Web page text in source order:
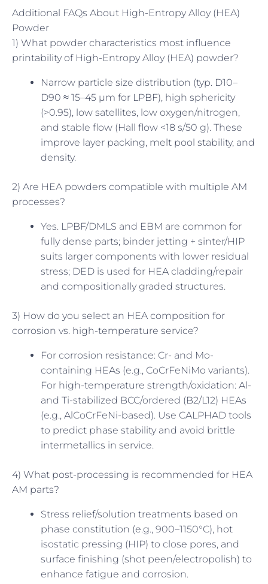
Additional FAQs About High-Entropy Alloy (HEA)
Powder
1) What powder characteristics most influence
printability of High-Entropy Alloy (HEA) powder?
Narrow particle size distribution (typ. D10–
D90 ≈ 15–45 µm for LPBF), high sphericity
(>0.95), low satellites, low oxygen/nitrogen,
and stable flow (Hall flow <18 s/50 g). These
improve layer packing, melt pool stability, and
density.
2) Are HEA powders compatible with multiple AM
processes?
Yes. LPBF/DMLS and EBM are common for
fully dense parts; binder jetting + sinter/HIP
suits larger components with lower residual
stress; DED is used for HEA cladding/repair
and compositionally graded structures.
3) How do you select an HEA composition for
corrosion vs. high-temperature service?
For corrosion resistance: Cr- and Mo-
containing HEAs (e.g., CoCrFeNiMo variants).
For high-temperature strength/oxidation: Al-
and Ti-stabilized BCC/ordered (B2/L12) HEAs
(e.g., AlCoCrFeNi-based). Use CALPHAD tools
to predict phase stability and avoid brittle
intermetallics in service.
4) What post-processing is recommended for HEA
AM parts?
Stress relief/solution treatments based on
phase constitution (e.g., 900–1150°C), hot
isostatic pressing (HIP) to close pores, and
surface finishing (shot peen/electropolish) to
enhance fatigue and corrosion.